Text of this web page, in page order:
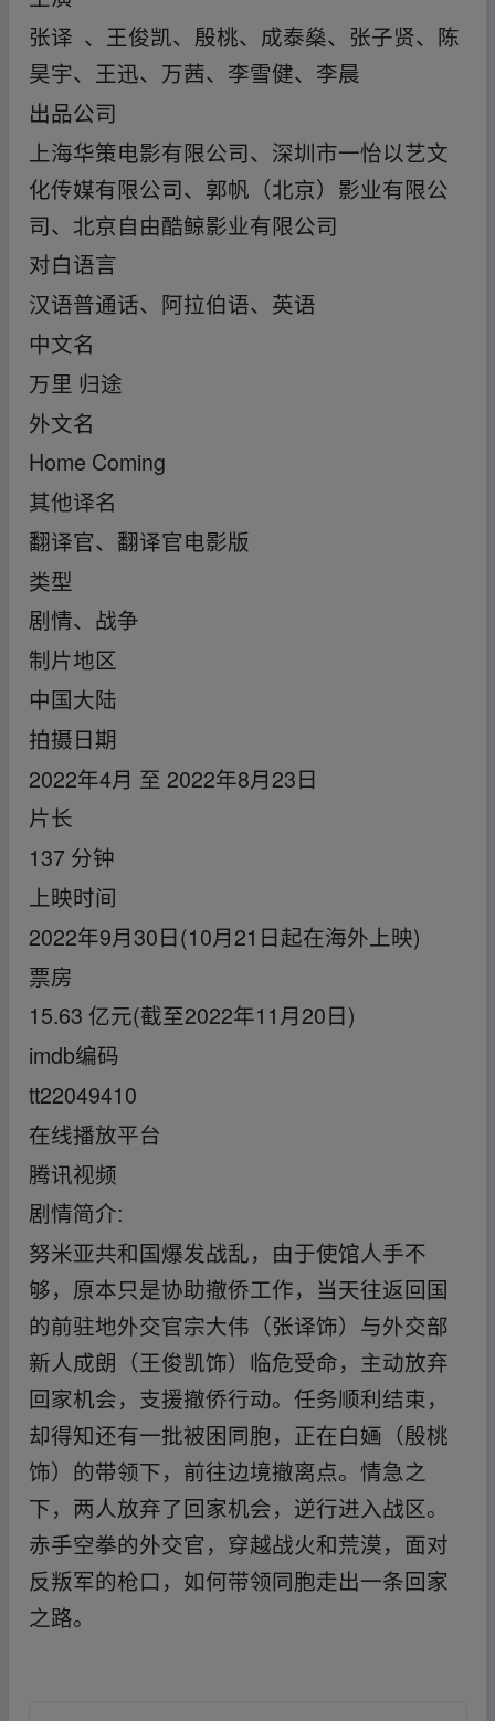
张译 、王俊凯、殷桃、成泰燊、张子贤、陈
昊宇、王迅、万茜、李雪健、李晨
出品公司
上海华策电影有限公司、深圳市一怡以艺文
化传媒有限公司、郭帆（北京）影业有限公
司、北京自由酷鲸影业有限公司
对白语言
汉语普通话、阿拉伯语、英语
中文名
万里 归途
外文名
Home Coming
其他译名
翻译官、翻译官电影版
类型
剧情、战争
制片地区
中国大陆
拍摄日期
2022年4月 至 2022年8月23日
片长
137 分钟
上映时间
2022年9月30日(10月21日起在海外上映)
票房
15.63 亿元(截至2022年11月20日)
imdb编码
tt22049410
在线播放平台
腾讯视频
剧情简介:
努米亚共和国爆发战乱，由于使馆人手不
够，原本只是协助撤侨工作，当天往返回国
的前驻地外交官宗大伟（张译饰）与外交部
新人成朗（王俊凯饰）临危受命，主动放弃
回家机会，支援撤侨行动。任务顺利结束，
却得知还有一批被困同胞，正在白婳（殷桃
饰）的带领下，前往边境撤离点。情急之
下，两人放弃了回家机会，逆行进入战区。
赤手空拳的外交官，穿越战火和荒漠，面对
反叛军的枪口，如何带领同胞走出一条回家
之路。